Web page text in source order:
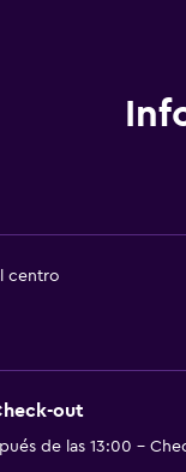
centro
out
de las 13:00 -